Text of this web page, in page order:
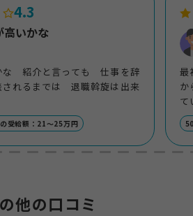
4.3
高いかな
な 紹介と言っても 仕事を辞
されるまでは 退職斡旋は出来
言いふらしている人もいな
ですね
受給額：21～25万円
最
か
て
イ
引
他の口コミ